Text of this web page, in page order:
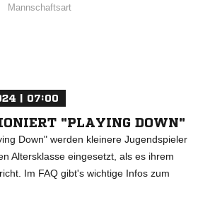
Mannschaftsart
| 07:00
"PLAYING DOWN"
Down" werden kleinere Jugendspieler
Altersklasse eingesetzt, als es ihrem
Im FAQ gibt's wichtige Infos zum